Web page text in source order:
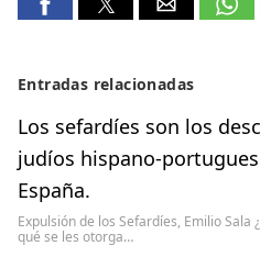
Entradas relacionadas
Los sefardíes son los
judíos hispano-
España.
Expulsión de los Sefardíes, Emilio Sala
qué se les otorga…